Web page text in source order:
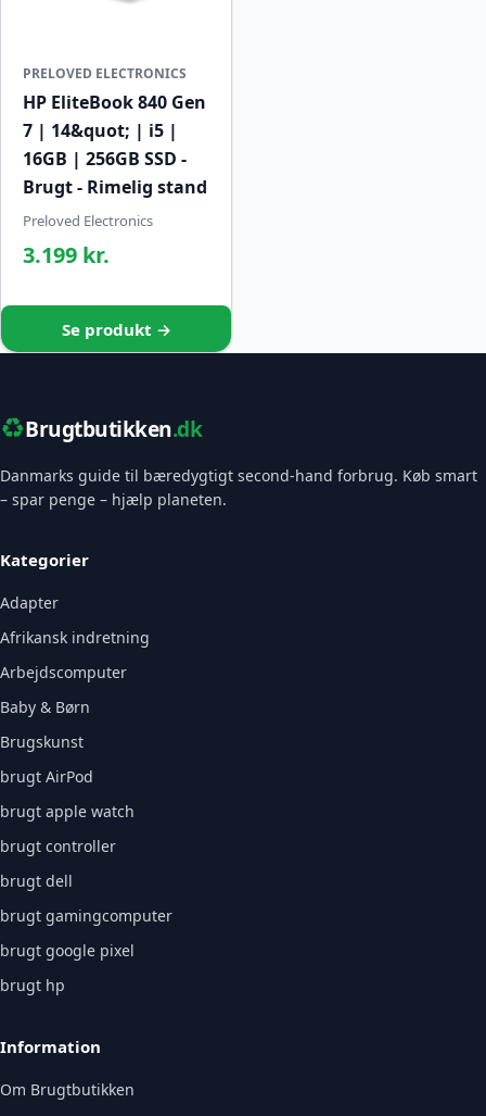
PRELOVED ELECTRONICS
HP EliteBook 840 Gen
7 | 14&quot; | i5 |
16GB | 256GB SSD -
Brugt - Rimelig stand
Preloved Electronics
3.199 kr.
Se produkt →
♻️Brugtbutikken.dk
Danmarks guide til bæredygtigt second-hand forbrug. Køb smart
– spar penge – hjælp planeten.
Kategorier
Adapter
Afrikansk indretning
Arbejdscomputer
Baby & Børn
Brugskunst
brugt AirPod
brugt apple watch
brugt controller
brugt dell
brugt gamingcomputer
brugt google pixel
brugt hp
Information
Om Brugtbutikken